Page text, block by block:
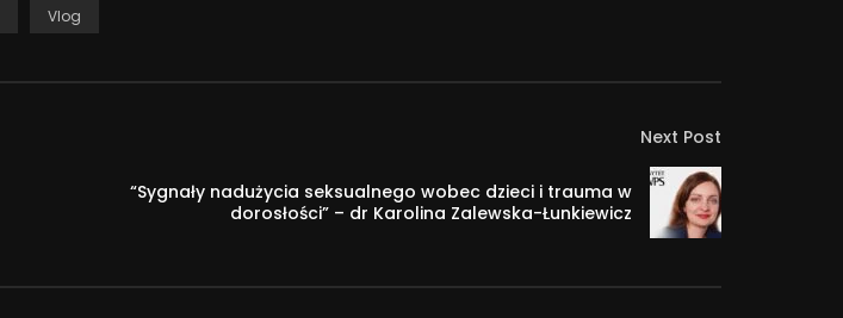
Vlog
Next Post
“Sygnały nadużycia seksualnego wobec dzieci i trauma w
dorosłości” – dr Karolina Zalewska-Łunkiewicz